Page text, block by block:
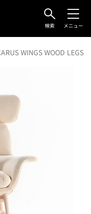
検索 メニュー
WINGS WOOD LEGS